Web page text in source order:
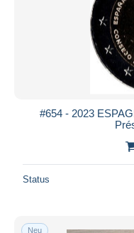
#654 - 2023
Status
Neu